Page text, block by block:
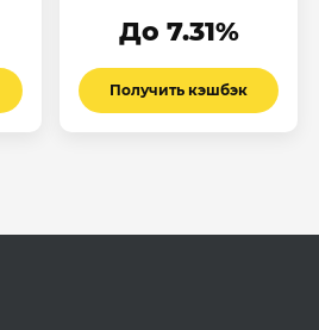
До 7.31%
Получить кэшбэк